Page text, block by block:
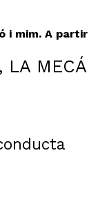
i mim. A
LA